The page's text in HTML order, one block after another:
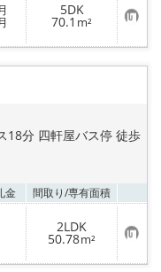
5DK
70.1 m² お
気
に
り
18分 四軒屋バス停 徒歩
金 間取り/専有面積
2LDK
50.78m² お
気
に